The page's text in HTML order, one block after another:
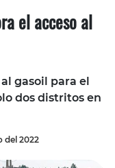
el acceso al
gasoil para el
dos distritos en
del 2022